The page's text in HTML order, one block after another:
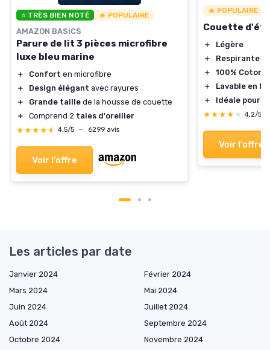
⭐ TRÈS BIEN NOTÉ 🔥 POPULAIRE
AMAZON BASICS
Parure de lit 3 pièces microfibre
luxe bleu marine
＋ Confort en microfibre
＋
Design élégant avec rayures
＋
Grande taille de la housse de couette
＋
Comprend 2 taies d'oreiller
★★★★★
★★★★★ 4,5/5 — 6299 avis
Voir l'offre
🔥 POPULAIRE
Couette d'été
＋
Légère
＋
Respirante
＋
100% Coton
＋
Lavable en
＋
Idéale pour
★★★★★
★★★★★ 4,2/5
Voir l'offre
Les articles par date
Janvier 2024
Février 2024
Mars 2024
Mai 2024
Juin 2024
Juillet 2024
Août 2024
Septembre 2024
Octobre 2024
Novembre 2024